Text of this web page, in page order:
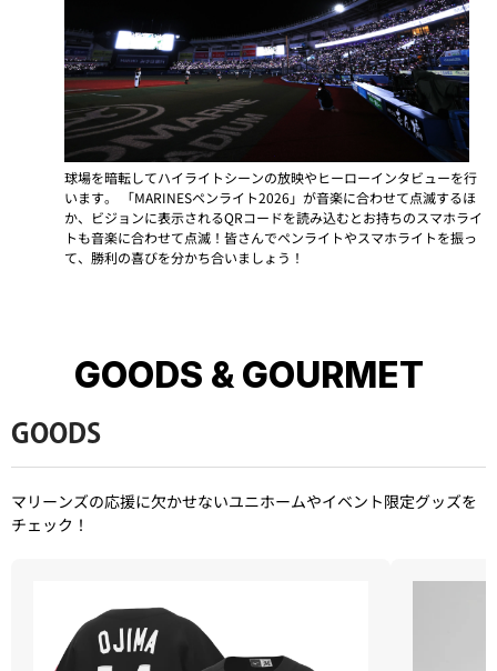
球場を暗転してハイライトシーンの放映やヒーローインタビューを行
います。
「MARINESペンライト2026」が音楽に合わせて点滅するほ
か、ビジョンに表示されるQRコードを読み込むとお持ちのスマホライ
トも音楽に合わせて点滅！ 皆さんでペンライトやスマホライトを振っ
て、勝利の喜びを分かち合いましょう！
GOODS & GOURMET
GOODS
マリーンズの応援に欠かせないユニホームやイベント限定グッズを
チェック！